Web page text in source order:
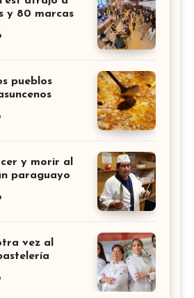
y 80 marcas
pueblos
y morir al
paraguayo
vez al